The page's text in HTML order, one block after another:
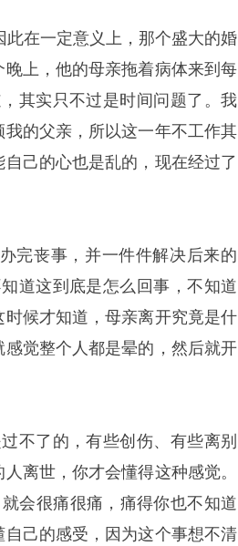
在一定意义上，那个盛大的婚
上，他的母亲拖着病体来到每
其实只不过是时间问题了。我
的父亲，所以这一年不工作其
己的心也是乱的，现在经过了
完丧事，并一件件解决后来的
道这到底是怎么回事，不知道
候才知道，母亲离开究竟是什
觉整个人都是晕的，然后就开
不了的，有些创伤、有些离别
离世，你才会懂得这种感觉。
会很痛很痛，痛得你也不知道
己的感受，因为这个事想不清